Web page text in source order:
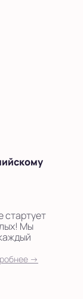
стартует
Мы
→